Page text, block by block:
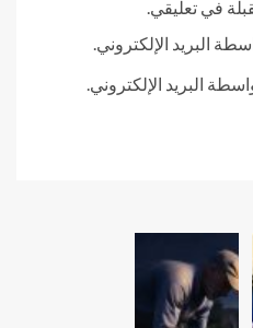
في تعليقي.
البريد الإلكتروني.
البريد الإلكتروني.